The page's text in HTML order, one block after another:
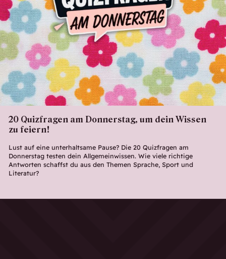
20 Quizfragen am Donnerstag, um dein Wissen
zu feiern!
Lust auf eine unterhaltsame Pause? Die 20 Quizfragen am
Donnerstag testen dein Allgemeinwissen. Wie viele richtige
Antworten schaffst du aus den Themen Sprache, Sport und
Literatur?